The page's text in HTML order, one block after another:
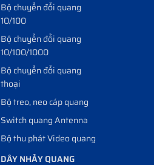
Bộ chuyển đổi quang
10/100
Bộ chuyển đổi quang
10/100/1000
Bộ chuyển đổi quang
thoại
Bộ treo, neo cáp quang
Switch quang Antenna
Bộ thu phát Video quang
DÂY NHẢY QUANG